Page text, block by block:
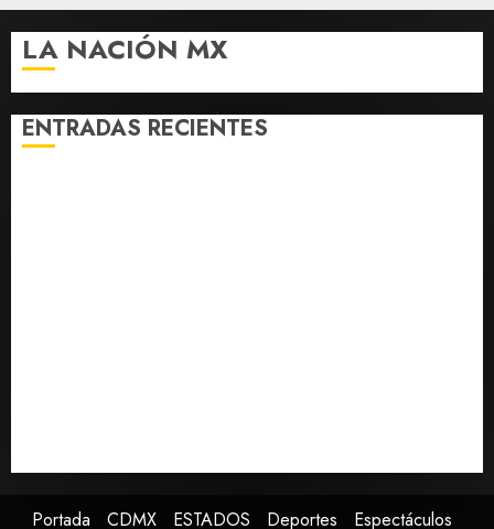
LA NACIÓN MX
ENTRADAS RECIENTES
Portada CDMX ESTADOS Deportes Espectáculos